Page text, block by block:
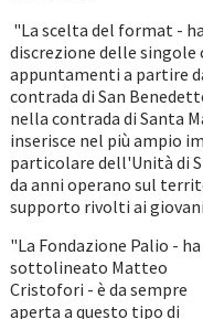
"La scelta del format -
discrezione delle
appuntamenti a partire
contrada di San
nella contrada di Santa
inserisce nel più ampio
particolare dell'Unità di
da anni operano sul
supporto rivolti ai
"La Fondazione Palio - ha
sottolineato Matteo
Cristofori - è da sempre
aperta a questo tipo di